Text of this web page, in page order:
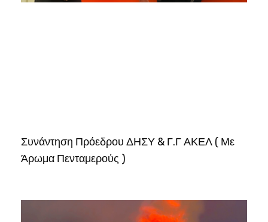
Συνάντηση Πρόεδρου ΔΗΣΥ & Γ.Γ ΑΚΕΛ ( Με
Άρωμα Πενταμερούς )